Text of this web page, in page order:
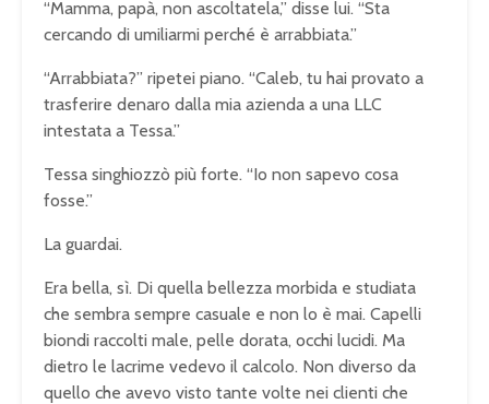
“Mamma, papà, non ascoltatela,” disse lui. “Sta
cercando di umiliarmi perché è arrabbiata.”
“Arrabbiata?” ripetei piano. “Caleb, tu hai provato a
trasferire denaro dalla mia azienda a una LLC
intestata a Tessa.”
Tessa singhiozzò più forte. “Io non sapevo cosa
fosse.”
La guardai.
Era bella, sì. Di quella bellezza morbida e studiata
che sembra sempre casuale e non lo è mai. Capelli
biondi raccolti male, pelle dorata, occhi lucidi. Ma
dietro le lacrime vedevo il calcolo. Non diverso da
quello che avevo visto tante volte nei clienti che